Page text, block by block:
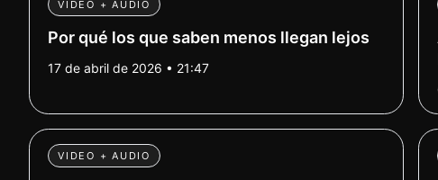
VIDEO + AUDIO
Por qué los que saben menos llegan lejos
17 de abril de 2026 • 21:47
VIDEO + AUDIO